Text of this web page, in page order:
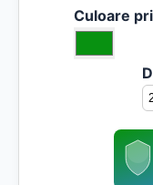
Culoare